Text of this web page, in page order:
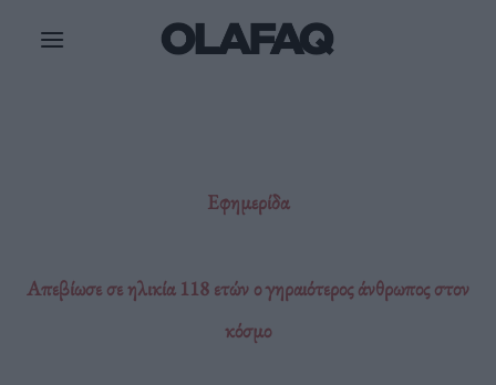
Εφημερίδα
Απεβίωσε σε ηλικία 118 ετών ο γηραιότερος άνθρωπος στον
κόσμο